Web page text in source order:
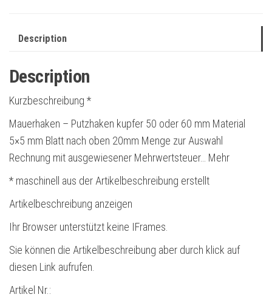
Description
Description
Kurzbeschreibung *
Mauerhaken – Putzhaken kupfer 50 oder 60 mm Material
5×5 mm Blatt nach oben 20mm Menge zur Auswahl
Rechnung mit ausgewiesener Mehrwertsteuer… Mehr
* maschinell aus der Artikelbeschreibung erstellt
Artikelbeschreibung anzeigen
Ihr Browser unterstützt keine IFrames.
Sie können die Artikelbeschreibung aber durch klick auf
diesen Link aufrufen.
Artikel Nr.: